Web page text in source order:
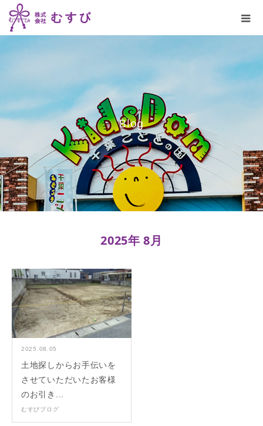
Blog
2025年 8月
2025.08.05
土地探しからお手伝いを
させていただいたお客様
のお引き...
むすびブログ